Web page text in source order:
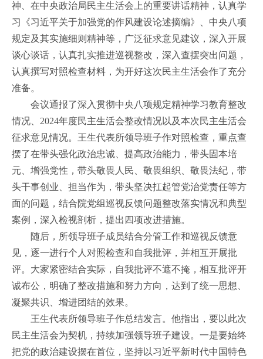
神、在中央政治局民主生活会上的重要讲话精神，认真学
习《习近平关于加强党的作风建设论述摘编》、中央八项
规定及其实施细则精神等，广泛征求意见建议，深入开展
谈心谈话，认真扎实推进巡视整改，深入查摆突出问题，
认真撰写对照检查材料，为开好这次民主生活会作了充分
准备。
会议通报了深入贯彻中央八项规定精神学习教育整改
情况、 2024年度民主生活会整改情况以及本次民主生活会
征求意见情况。王生代表所领导班子作对照检查，重点查
摆了在带头强化政治忠诚、提高政治能力，带头固本培
元、增强党性，带头敬畏人民、敬畏组织、敬畏法纪，带
头干事创业、担当作为，带头坚决扛起管党治党责任等方
面的问题，结合院党组巡视反馈问题整改落实情况和典型
案例，深入检视剖析，提出四项改进措施。
随后，所领导班子成员结合分管工作和巡视反馈意
见，逐一进行个人对照检查和自我批评，并相互开展批
评。大家紧密结合实际，自我批评不遮不掩，相互批评开
诚布公，明确了整改措施和努力方向，达到了统一思想、
凝聚共识、增进团结的效果。
王生代表所领导班子作总结发言。他指出，要以此次
民主生活会为契机，持续加强领导班子建设。一是要始终
把党的政治建设摆在首位，坚持以习近平新时代中国特色